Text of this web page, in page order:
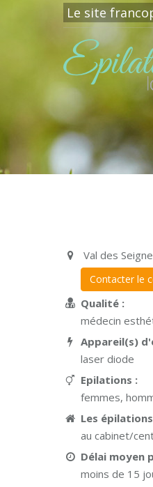
Le site
Val des
Contacter le
Qualité :
médecin
Appareil(s)
laser diode
Epilations :
femmes,
Les
au cabinet/
Délai moyen
moins de 15